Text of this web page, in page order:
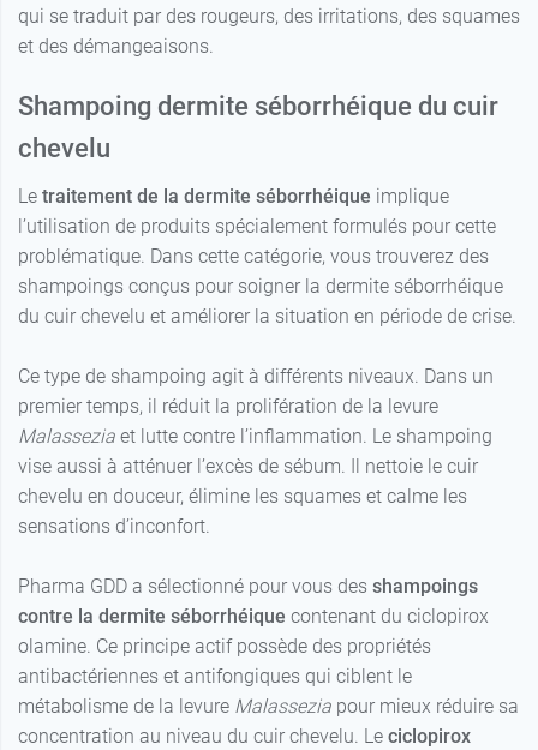
qui se traduit par des rougeurs, des irritations, des squames
et des démangeaisons.
Shampoing dermite séborrhéique du cuir
chevelu
Le traitement de la dermite séborrhéique implique
l’utilisation de produits spécialement formulés pour cette
problématique. Dans cette catégorie, vous trouverez des
shampoings conçus pour soigner la dermite séborrhéique
du cuir chevelu et améliorer la situation en période de crise.
Ce type de shampoing agit à différents niveaux. Dans un
premier temps, il réduit la prolifération de la levure
Malassezia et lutte contre l’inflammation. Le shampoing
vise aussi à atténuer l’excès de sébum. Il nettoie le cuir
chevelu en douceur, élimine les squames et calme les
sensations d’inconfort.
Pharma GDD a sélectionné pour vous des shampoings
contre la dermite séborrhéique contenant du ciclopirox
olamine. Ce principe actif possède des propriétés
antibactériennes et antifongiques qui ciblent le
métabolisme de la levure Malassezia pour mieux réduire sa
concentration au niveau du cuir chevelu. Le ciclopirox